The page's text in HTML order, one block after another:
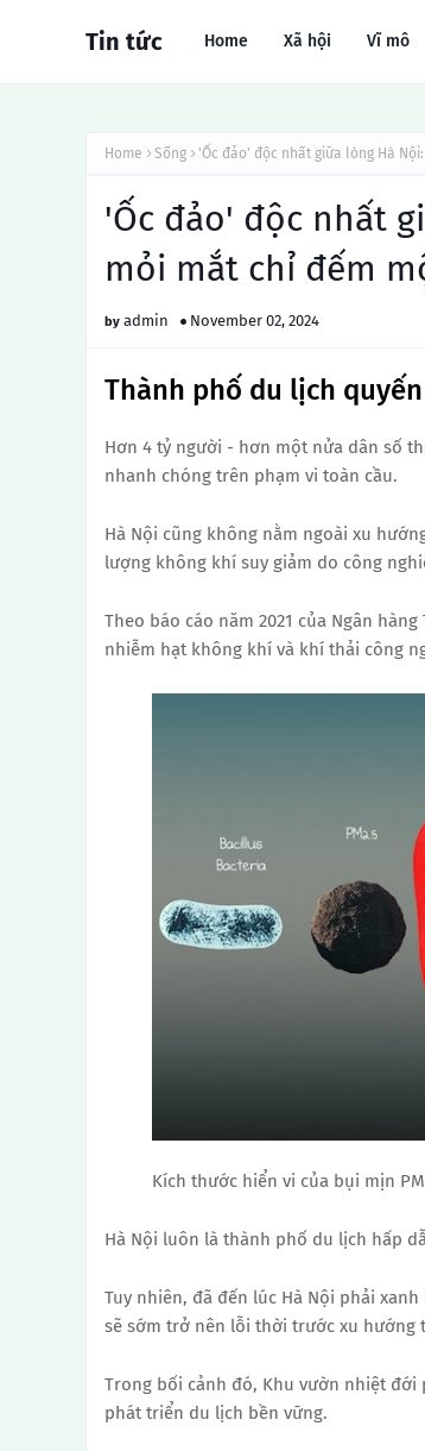
Tin tức Home Xã hội Vĩ mô
Home Sống 'Ốc đảo' độc nhất giữa lòng Hà
'Ốc đảo' độc nhất
mỏi mắt chỉ đếm
admin November 02, 2024
Thành phố du lịch
Hơn 4 tỷ người - hơn một nửa dân số
nhanh chóng trên phạm vi toàn cầu.
Hà Nội cũng không nằm ngoài xu
lượng không khí suy giảm do công
Theo báo cáo năm 2021 của Ngân
nhiễm hạt không khí và khí thải công
Kích thước hiển vi của bụi mịn
Hà Nội luôn là thành phố du lịch hấp
Tuy nhiên, đã đến lúc Hà Nội phải
sẽ sớm trở nên lỗi thời trước xu hướng
Trong bối cảnh đó, Khu vườn nhiệt đới
phát triển du lịch bền vững.